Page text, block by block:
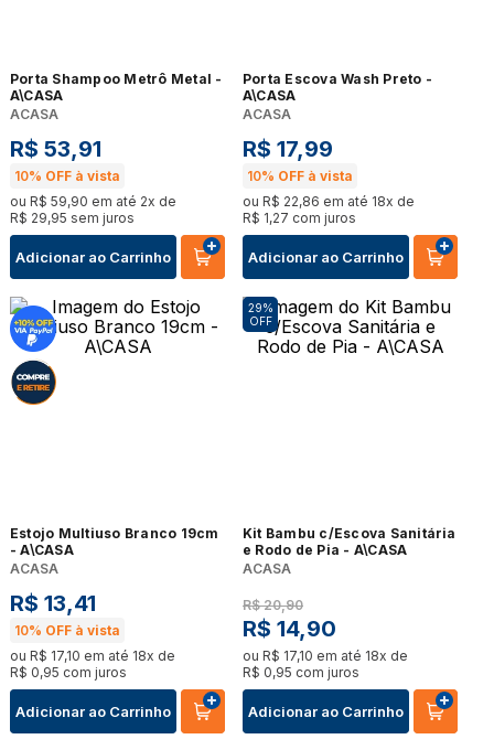
Porta Shampoo Metrô Metal -
A\CASA
ACASA
R$ 53,91
10% OFF à vista
ou R$ 59,90 em até 2x de
R$ 29,95 sem juros
Adicionar ao Carrinho
Porta Escova Wash Preto -
A\CASA
ACASA
R$ 17,99
10% OFF à vista
ou R$ 22,86 em até 18x de
R$ 1,27 com juros
Adicionar ao Carrinho
Estojo Multiuso Branco 19cm
- A\CASA
ACASA
R$ 13,41
10% OFF à vista
ou R$ 17,10 em até 18x de
R$ 0,95 com juros
Adicionar ao Carrinho
29%
OFF
Kit Bambu c/Escova Sanitária
e Rodo de Pia - A\CASA
ACASA
R$ 20,90
R$ 14,90
ou R$ 17,10 em até 18x de
R$ 0,95 com juros
Adicionar ao Carrinho